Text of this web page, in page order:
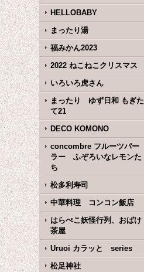
HELLOBABY
まったり湯
福みかん2023
2022 ねこねこクリスマス
いろいろ虎さん
まったり ゆず日和 もぎた
て21
DECO KOMONO
concombre フルーツパー
ラー ふぞろいなレモンた
ち
松多利寿司
中華料理 コンコン飯店
はらぺこ妖怪行列、おばけ
茶屋
Uruoi カラッと series
松足神社